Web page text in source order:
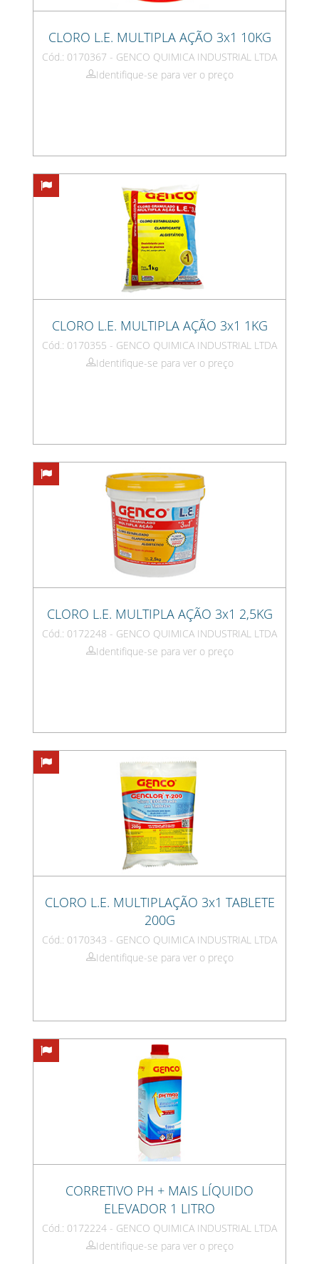
CLORO L.E. MULTIPLA AÇÃO 3x1 10KG
Cód.: 0170367 - GENCO QUIMICA INDUSTRIAL LTDA
Identifique-se para ver o preço
CLORO L.E. MULTIPLA AÇÃO 3x1 1KG
Cód.: 0170355 - GENCO QUIMICA INDUSTRIAL LTDA
Identifique-se para ver o preço
CLORO L.E. MULTIPLA AÇÃO 3x1 2,5KG
Cód.: 0172248 - GENCO QUIMICA INDUSTRIAL LTDA
Identifique-se para ver o preço
CLORO L.E. MULTIPLAÇÃO 3x1 TABLETE
200G
Cód.: 0170343 - GENCO QUIMICA INDUSTRIAL LTDA
Identifique-se para ver o preço
CORRETIVO PH + MAIS LÍQUIDO
ELEVADOR 1 LITRO
Cód.: 0172224 - GENCO QUIMICA INDUSTRIAL LTDA
Identifique-se para ver o preço